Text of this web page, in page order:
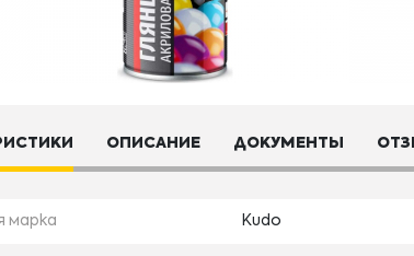
ОПИСАНИЕ ДОКУМЕНТЫ
марка Kudo